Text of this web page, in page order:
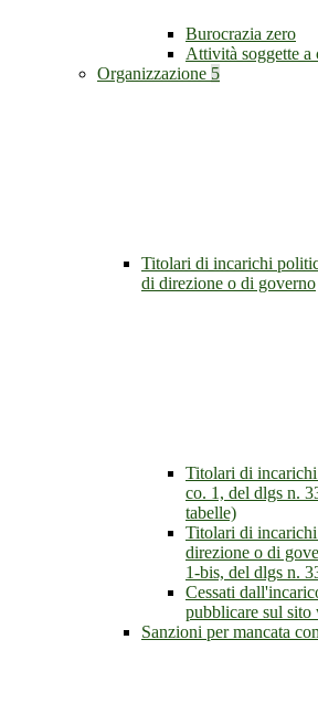
Burocrazia zero
Attività soggette a
Organizzazione 5
Titolari di incarichi
di direzione o di governo
Titolari di
co. 1, del dlgs n.
tabelle)
Titolari di
direzione o di
1-bis, del dlgs n.
Cessati
pubblicare sul sito
Sanzioni per mancata